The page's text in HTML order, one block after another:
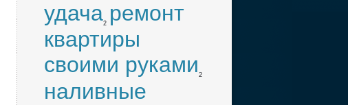
удача2 ремонт
квартиры
своими руками 2
наливные